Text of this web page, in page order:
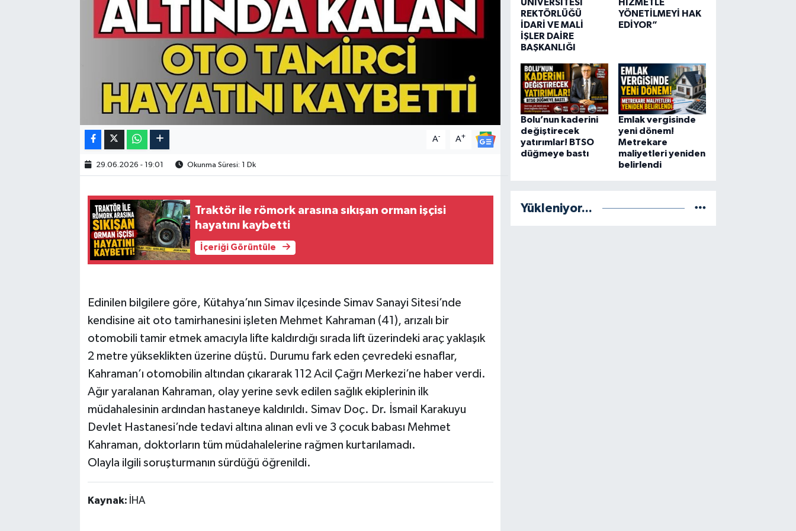
A- A+
29.06.2026 - 19:01 Okunma Süresi: 1 Dk
Traktör ile römork arasına sıkışan orman işçisi
hayatını kaybetti
İçeriği Görüntüle
Edinilen bilgilere göre, Kütahya’nın Simav ilçesinde Simav Sanayi Sitesi’nde
kendisine ait oto tamirhanesini işleten Mehmet Kahraman (41), arızalı bir
otomobili tamir etmek amacıyla lifte kaldırdığı sırada lift üzerindeki araç yaklaşık
2 metre yükseklikten üzerine düştü. Durumu fark eden çevredeki esnaflar,
Kahraman’ı otomobilin altından çıkararak 112 Acil Çağrı Merkezi’ne haber verdi.
Ağır yaralanan Kahraman, olay yerine sevk edilen sağlık ekiplerinin ilk
müdahalesinin ardından hastaneye kaldırıldı. Simav Doç. Dr. İsmail Karakuyu
Devlet Hastanesi’nde tedavi altına alınan evli ve 3 çocuk babası Mehmet
Kahraman, doktorların tüm müdahalelerine rağmen kurtarılamadı.
Olayla ilgili soruşturmanın sürdüğü öğrenildi.
Kaynak: İHA
ÜNİVERSİTESİ
REKTÖRLÜĞÜ
İDARİ VE MALİ
İŞLER DAİRE
BAŞKANLIĞI
HİZMETLE
YÖNETİLMEYİ HAK
EDİYOR”
Bolu’nun kaderini
değiştirecek
yatırımlar! BTSO
düğmeye bastı
Emlak vergisinde
yeni dönem!
Metrekare
maliyetleri yeniden
belirlendi
Yükleniyor...